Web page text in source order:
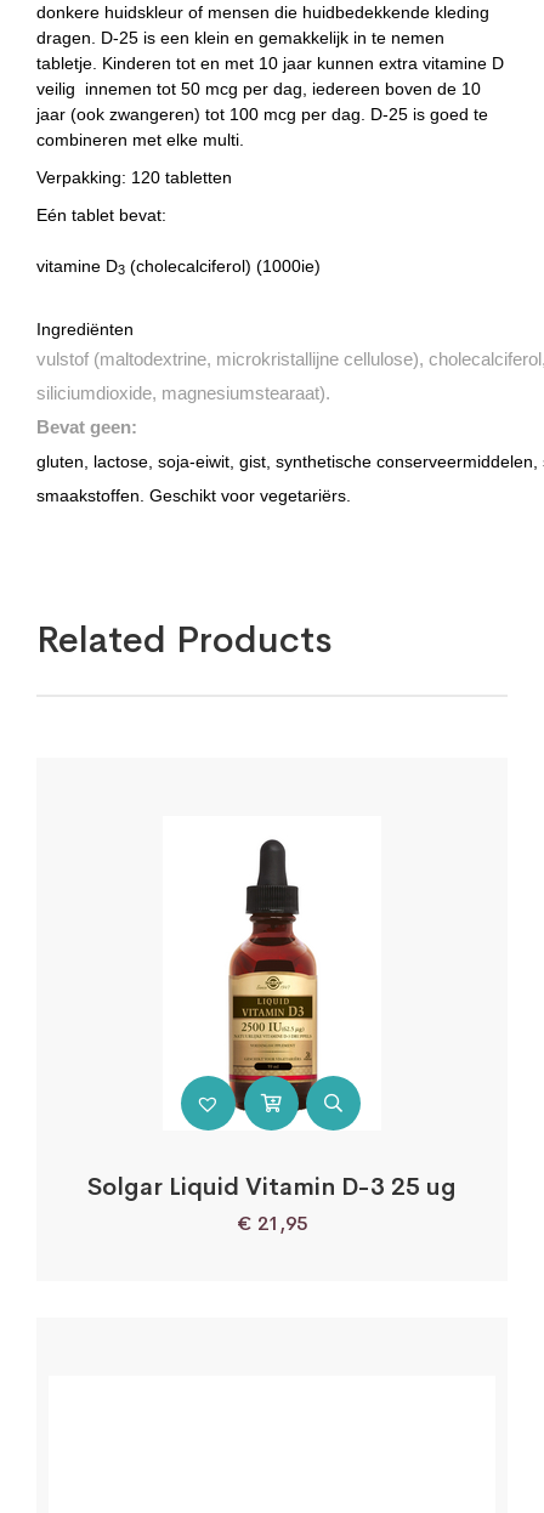
donkere huidskleur of mensen die huidbedekkende kleding
dragen. D-25 is een klein en gemakkelijk in te nemen
tabletje. Kinderen tot en met 10 jaar kunnen extra vitamine D
veilig
innemen tot 50 mcg per dag, iedereen boven de 10
jaar (ook zwangeren) tot 100 mcg per dag. D-25 is goed te
combineren met elke multi.
Verpakking: 120 tabletten
Eén tablet bevat:
vitamine D3 (cholecalciferol) (1000ie)
Ingrediënten
vulstof (maltodextrine, microkristallijne cellulose),
siliciumdioxide, magnesiumstearaat).
Bevat geen:
gluten, lactose, soja-eiwit, gist, synthetische
smaakstoffen. Geschikt voor vegetariërs.
Related Products
Solgar Liquid Vitamin D-3 25 ug
€ 21,95